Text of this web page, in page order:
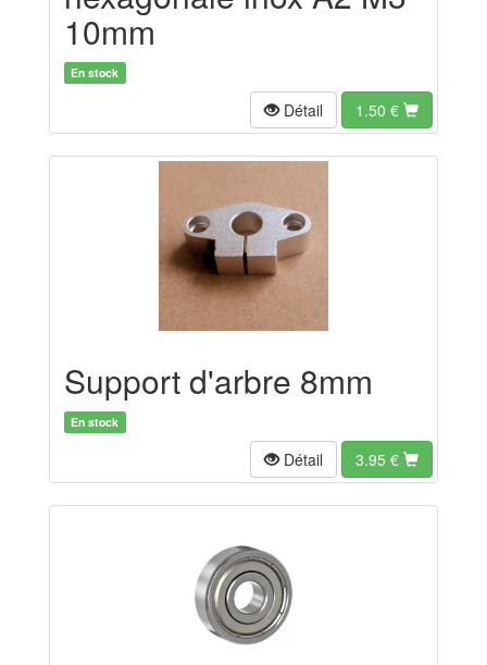
10mm
En stock
Détail 1.50 €
Support d'arbre 8mm
En stock
Détail 3.95 €